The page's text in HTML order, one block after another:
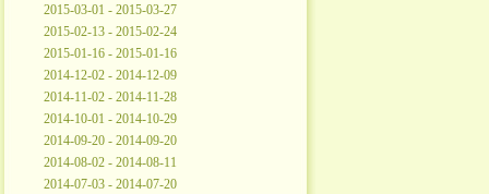
2015-03-01 - 2015-03-27
2015-02-13 - 2015-02-24
2015-01-16 - 2015-01-16
2014-12-02 - 2014-12-09
2014-11-02 - 2014-11-28
2014-10-01 - 2014-10-29
2014-09-20 - 2014-09-20
2014-08-02 - 2014-08-11
2014-07-03 - 2014-07-20